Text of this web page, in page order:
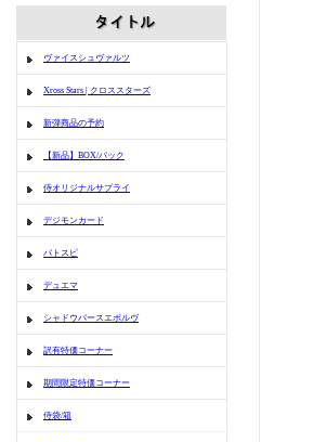
ヴァイスシュヴァルツ
Xross Stars | クロススターズ
新弾商品の予約
【新品】BOX/パック
侍オリジナルサプライ
デジモンカード
バトスピ
デュエマ
シャドウバースエボルヴ
訳有特価コーナー
期間限定特価コーナー
侍袋/箱